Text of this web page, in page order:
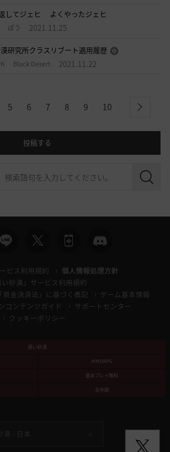
してジェヒ よくやったジェヒ
ぽう 2021.11.25
漠研究所クラスリブート適用履歴
Black Desert 2021.11.22
5 6 7 8 9 10 next
投稿する
検
ビス利用規約
個人情報処理方針
い砂漠」サービス利用規約
資金決済法」に基づく表記
ゲーム基本情報
コンテンツガイド
サポートセンター
クッキーポリシー
黒い砂漠
MMORPG
基本プレイ無料
全年齢
- 日本